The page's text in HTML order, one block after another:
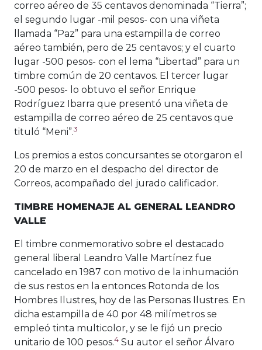
correo aéreo de 35 centavos denominada “Tierra”;
el segundo lugar -mil pesos- con una viñeta
llamada “Paz” para una estampilla de correo
aéreo también, pero de 25 centavos; y el cuarto
lugar -500 pesos- con el lema “Libertad” para un
timbre común de 20 centavos. El tercer lugar
-500 pesos- lo obtuvo el señor Enrique
Rodríguez Ibarra que presentó una viñeta de
estampilla de correo aéreo de 25 centavos que
tituló “Meni”.3
Los premios a estos concursantes se otorgaron el
20 de marzo en el despacho del director de
Correos, acompañado del jurado calificador.
TIMBRE HOMENAJE AL GENERAL LEANDRO
VALLE
El timbre conmemorativo sobre el destacado
general liberal Leandro Valle Martínez fue
cancelado en 1987 con motivo de la inhumación
de sus restos en la entonces Rotonda de los
Hombres Ilustres, hoy de las Personas Ilustres. En
dicha estampilla de 40 por 48 milímetros se
empleó tinta multicolor, y se le fijó un precio
unitario de 100 pesos.4 Su autor el señor Álvaro